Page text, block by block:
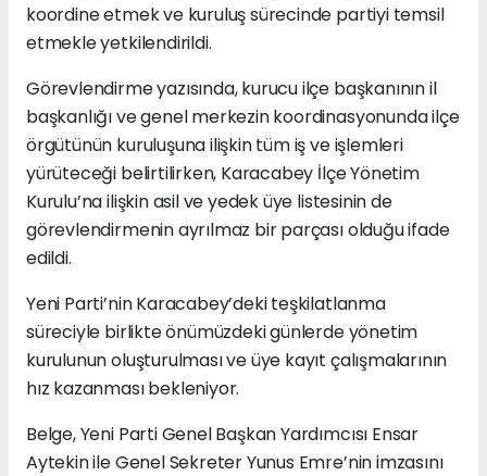
koordine etmek ve kuruluş sürecinde partiyi temsil
etmekle yetkilendirildi.
Görevlendirme yazısında, kurucu ilçe başkanının il
başkanlığı ve genel merkezin koordinasyonunda ilçe
örgütünün kuruluşuna ilişkin tüm iş ve işlemleri
yürüteceği belirtilirken, Karacabey İlçe Yönetim
Kurulu’na ilişkin asil ve yedek üye listesinin de
görevlendirmenin ayrılmaz bir parçası olduğu ifade
edildi.
Yeni Parti’nin Karacabey’deki teşkilatlanma
süreciyle birlikte önümüzdeki günlerde yönetim
kurulunun oluşturulması ve üye kayıt çalışmalarının
hız kazanması bekleniyor.
Belge, Yeni Parti Genel Başkan Yardımcısı Ensar
Aytekin ile Genel Sekreter Yunus Emre’nin imzasını